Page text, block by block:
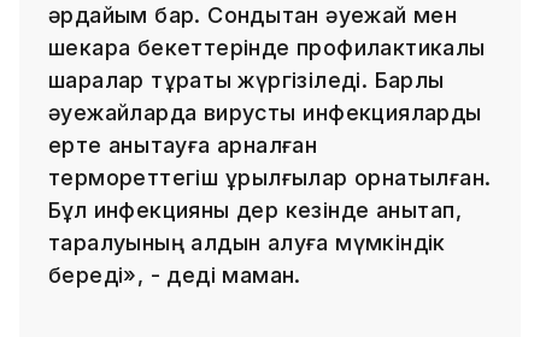
әрдайым бар. Сондықтан әуежай мен
шекара бекеттерінде профилактикалық
шаралар тұрақты жүргізіледі. Барлық
әуежайларда вирустық инфекцияларды
ерте анықтауға арналған
термореттегіш құрылғылар орнатылған.
Бұл инфекцияны дер кезінде анықтап,
таралуының алдын алуға мүмкіндік
береді», - деді маман.